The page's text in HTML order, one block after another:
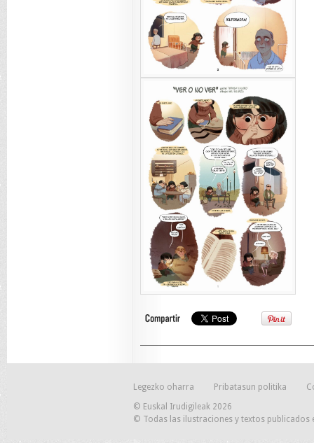
Legezko oharra Pribatasun politika
© Euskal Irudigileak 2026
© Todas las ilustraciones y textos publicados